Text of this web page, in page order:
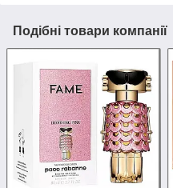
Подібні товари компанії